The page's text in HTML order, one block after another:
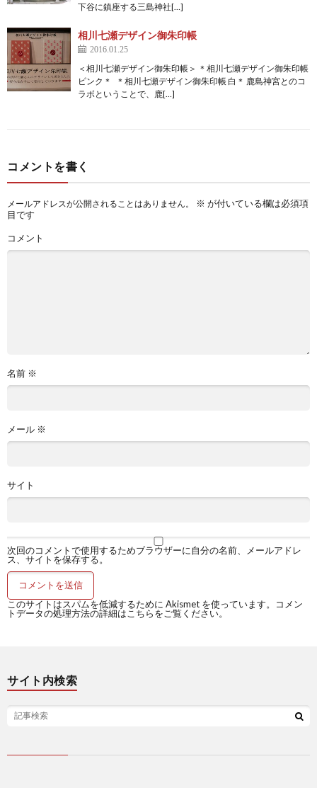
下谷に鎮座する三島神社[…]
相川七瀬デザイン御朱印帳
2016.01.25
＜相川七瀬デザイン御朱印帳＞ ＊相川七瀬デザイン御朱印帳
ピンク＊ ＊相川七瀬デザイン御朱印帳 白＊ 鹿島神宮とのコ
ラボということで、鹿[…]
コメントを書く
メールアドレスが公開されることはありません。 ※ が付いている欄は必須項
目です
コメント
名前 ※
メール ※
サイト
次回のコメントで使用するためブラウザーに自分の名前、メールアドレ
ス、サイトを保存する。
このサイトはスパムを低減するために Akismet を使っています。
コメン
トデータの処理方法の詳細はこちらをご覧ください。
サイト内検索